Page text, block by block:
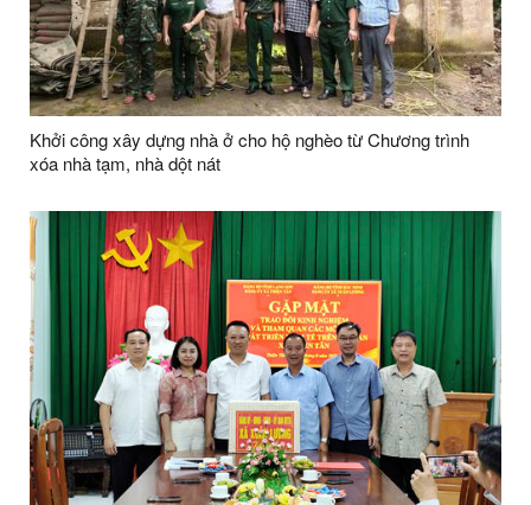
Khởi công xây dựng nhà ở cho hộ nghèo từ Chương trình
xóa nhà tạm, nhà dột nát